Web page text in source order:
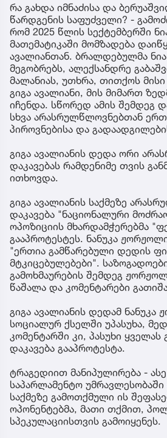
რა გახდა იმნაძისა და
წარდგენის საფუძველი? -
რომ 2025 წლის სექტემბერში
მათემატიკაში მომზადება
ავალიანთან. ბრალდებულმა ნია
მეგობრებს, ალექსანდრე
მალანიას, უთხრა, თითქოს
გიგა ავალიანი, მის მიმართ
იჩენდა. სწორედ ამის შემდეგ
სხვა არასრულწლოვნებთან
პიროვნებისა და
გიგა ავალიანის დედა ორი
დაკავებას რამდენიმე თვის
ითხოვდა.
გიგა ავალიანის საქმეზე
დაკავება "ნაციონალური
ოპოზიციის მხარდამჭერებმა
გააპროტესტეს. ნანუკა
"ერთია გამწარებული დედის
მტკიცებულებები".
გამოხმაურების შემდეგ
წაშალა და კომენტარები
გიგა ავალიანის დედამ ნანუკა
სოციალურ ქსელში უპასუხა,
კომენტარში კი, პასუხი ყველას
დაკავება გააპროტესტა.
ტრაგედიით მანიპულირება -
საპარლამენტო უმრავლესობაში
საქმეზე გამოთქმული ის
ოპონენტებმა, მათი თქმით,
სპეკულაციისთვის გამოიყენეს.